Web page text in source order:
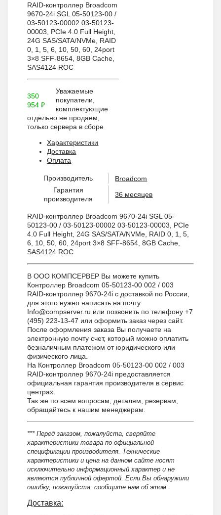
RAID-контроллер Broadcom
9670-24i SGL 05-50123-00 /
03-50123-00002 03-50123-
00003, PCIe 4.0 Full Height,
24G SAS/SATA/NVMe, RAID
0, 1, 5, 6, 10, 50, 60, 24port
3×8 SFF-8654, 8GB Cache,
SAS4124 ROC
350
954₽
Уважаемые
покупатели,
комплектующие
отдельно не продаем,
только сервера в сборе
Характеристики
Доставка
Оплата
Производитель
Broadcom
Гарантия
производителя
36 месяцев
RAID-контроллер Broadcom 9670-24i SGL 05-
50123-00 / 03-50123-00002 03-50123-00003, PCIe
4.0 Full Height, 24G SAS/SATA/NVMe, RAID 0, 1, 5,
6, 10, 50, 60, 24port 3×8 SFF-8654, 8GB Cache,
SAS4124 ROC
В ООО КОМПСЕРВЕР Вы можете купить
Контроллер Broadcom 05-50123-00 002 / 003
RAID-контроллер 9670-24i с доставкой по России,
для этого нужно написать на почту
Info@compserver.ru или позвонить по телефону +7
(495) 223-13-47 или оформить заказ через сайт.
После оформления заказа Вы получаете на
электронную почту счет, который можно оплатить
безналичным платежом от юридического или
физического лица.
На Контроллер Broadcom 05-50123-00 002 / 003
RAID-контроллер 9670-24i предоставляется
официальная гарантия производителя в сервис
центрах.
Так же по всем вопросам, деталям, резервам,
обращайтесь к нашим менеджерам.
*** Перед заказом, пожалуйста, сверяйте
характеристики товара по официальной
спецификации производителя. Технические
характеристики и цена на данном сайте носят
исключительно информационный характер и не
являются публичной офертой. Если Вы обнаружили
ошибку, пожалуйста, сообщите нам об этом.
Доставка: